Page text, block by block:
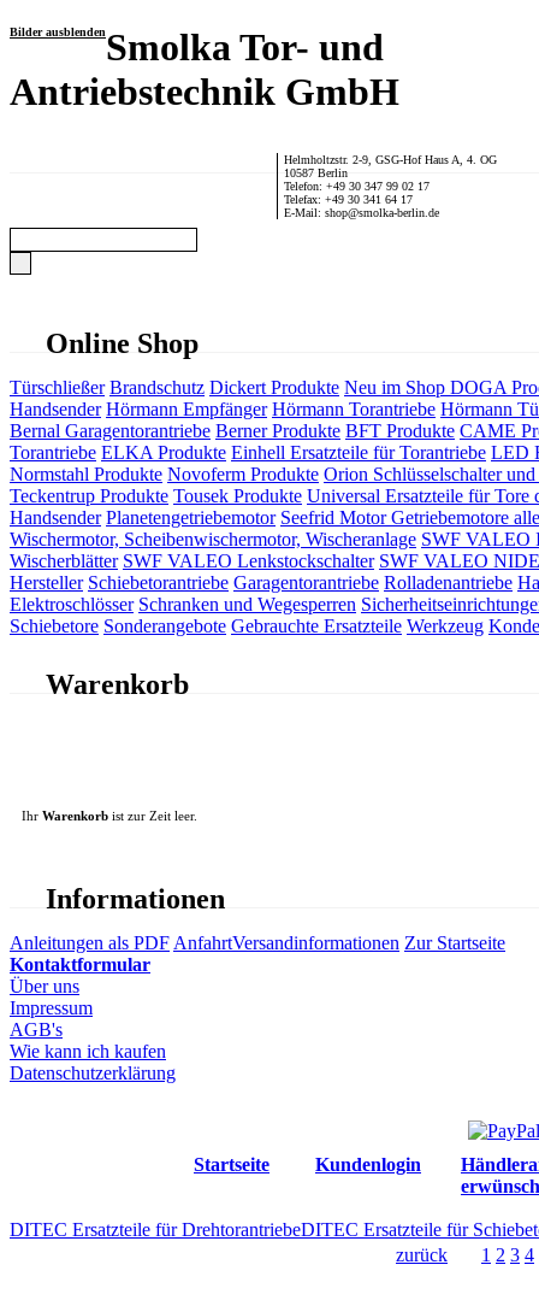
Bilder ausblendenSmolka Tor- und
Antriebstechnik GmbH
Helmholtzstr. 2-9, GSG-Hof Haus A, 4. OG
10587 Berlin
Telefon: +49 30 347 99 02 17
Telefax: +49 30 341 64 17
E-Mail: shop@smolka-berlin.de
Online Shop
Türschließer Brandschutz Dickert Produkte Neu im Shop DOGA
Handsender Hörmann Empfänger Hörmann Torantriebe Hörmann
Bernal Garagentorantriebe Berner Produkte BFT Produkte CAME
Torantriebe ELKA Produkte Einhell Ersatzteile für Torantriebe LED
Normstahl Produkte Novoferm Produkte Orion Schlüsselschalter und
Teckentrup Produkte Tousek Produkte Universal Ersatzteile für Tore
Handsender Planetengetriebemotor Seefrid Motor Getriebemotore
Wischermotor, Scheibenwischermotor, Wischeranlage SWF VALEO
Wischerblätter SWF VALEO Lenkstockschalter SWF VALEO
Hersteller Schiebetorantriebe Garagentorantriebe Rolladenantriebe
Elektroschlösser Schranken und Wegesperren
Schiebetore Sonderangebote Gebrauchte Ersatzteile Werkzeug
Warenkorb
Ihr Warenkorb ist zur Zeit leer.
Informationen
Anleitungen als PDF AnfahrtVersandinformationen Zur Startseite
Kontaktformular
Über uns
Impressum
AGB's
Wie kann ich kaufen
Datenschutzerklärung
Startseite Kundenlogin
DITEC Ersatzteile für DrehtorantriebeDITEC Ersatzteile für
zurück
1 2 3 4